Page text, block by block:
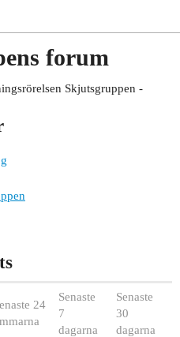
forum
Skjutsgruppen -
24
Senaste
7
dagarna
Senaste
30
dagarna